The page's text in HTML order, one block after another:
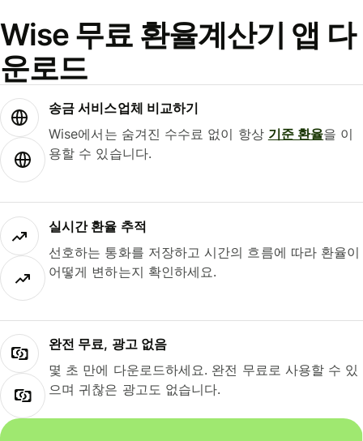
Wise 무료 환율계산기 앱 다
운로드
송금 서비스업체 비교하기
Wise에서는 숨겨진 수수료 없이 항상 기준 환율을 이
용할 수 있습니다.
실시간 환율 추적
선호하는 통화를 저장하고 시간의 흐름에 따라 환율이
어떻게 변하는지 확인하세요.
완전 무료, 광고 없음
몇 초 만에 다운로드하세요. 완전 무료로 사용할 수 있
으며 귀찮은 광고도 없습니다.